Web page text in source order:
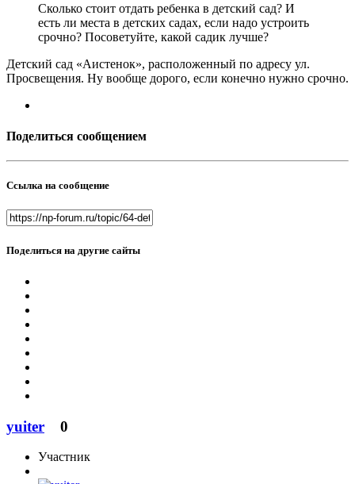
Сколько стоит отдать ребенка в детский сад? И
есть ли места в детских садах, если надо устроить
срочно? Посоветуйте, какой садик лучше?
Детский сад «Аистенок», расположенный по адресу ул.
Просвещения. Ну вообще дорого, если конечно нужно срочно.
Поделиться сообщением
Ссылка на сообщение
Поделиться на другие сайты
yuiter 0
Участник